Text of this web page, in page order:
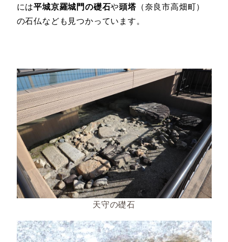
には平城京羅城門の礎石や頭塔（奈良市高畑町）
の石仏なども見つかっています。
天守の礎石